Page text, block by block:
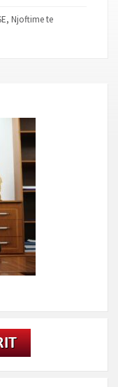
, Njoftime te